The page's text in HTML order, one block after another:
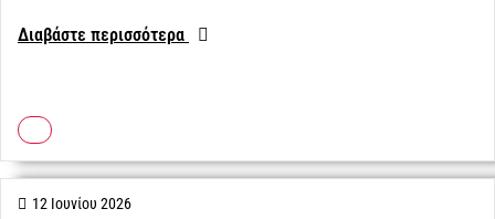
Διαβάστε περισσότερα
12 Ιουνίου 2026